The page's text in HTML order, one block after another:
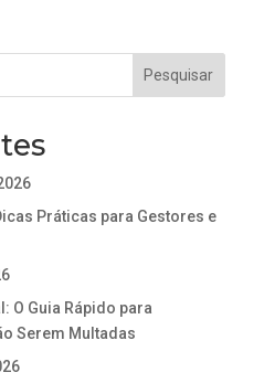
Práticas para Gestores e
O Guia Rápido para
Serem Multadas